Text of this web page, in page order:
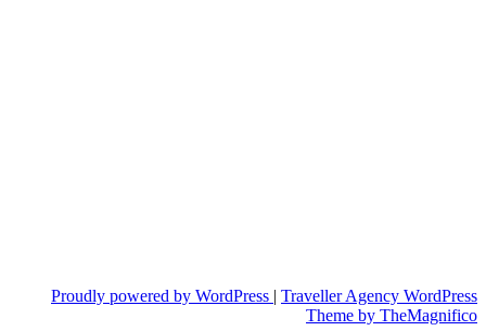
Proudly powered by WordPress | Traveller Agency WordPress
Theme by TheMagnifico